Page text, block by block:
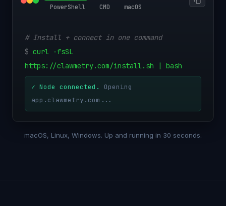
PowerShell
CMD macOS
# Install + connect in one command
$ curl -fsSL
https://clawmetry.com/install.sh | bash
✓ Node connected.
Opening
app.clawmetry.com...
macOS, Linux, Windows. Up and running in 30 seconds.